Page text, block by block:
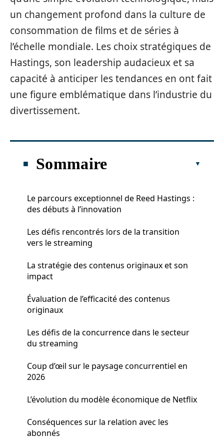
un changement profond dans la culture de
consommation de films et de séries à
l’échelle mondiale. Les choix stratégiques de
Hastings, son leadership audacieux et sa
capacité à anticiper les tendances en ont fait
une figure emblématique dans l’industrie du
divertissement.
Sommaire
Le parcours exceptionnel de Reed Hastings :
des débuts à l’innovation
Les défis rencontrés lors de la transition
vers le streaming
La stratégie des contenus originaux et son
impact
Évaluation de l’efficacité des contenus
originaux
Les défis de la concurrence dans le secteur
du streaming
Coup d’œil sur le paysage concurrentiel en
2026
L’évolution du modèle économique de Netflix
Conséquences sur la relation avec les
abonnés